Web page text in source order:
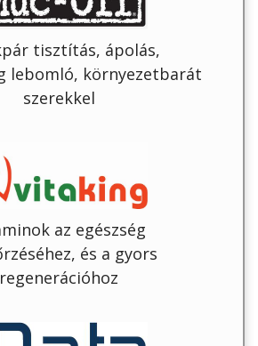
tisztítás, ápolás,
lebomló, környezetbarát
szerekkel
az egészség
és a gyors
regenerációhoz